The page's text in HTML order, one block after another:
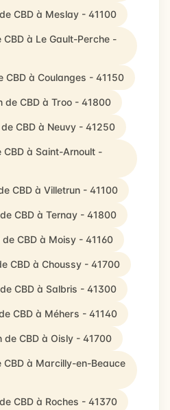
CBD à Meslay - 41100
à Le Gault-Perche -
CBD à Coulanges - 41150
de CBD à Troo - 41800
CBD à Neuvy - 41250
à Saint-Arnoult -
CBD à Villetrun - 41100
CBD à Ternay - 41800
CBD à Moisy - 41160
CBD à Choussy - 41700
CBD à Salbris - 41300
CBD à Méhers - 41140
CBD à Oisly - 41700
à Marcilly-en-Beauce
CBD à Roches - 41370